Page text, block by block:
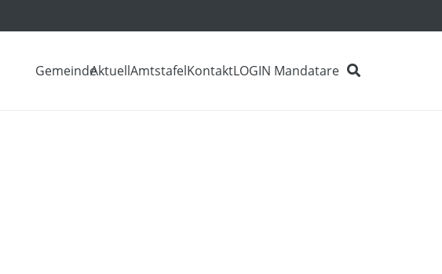
GemeindeAktuellAmtstafelKontaktLOGIN Mandatare